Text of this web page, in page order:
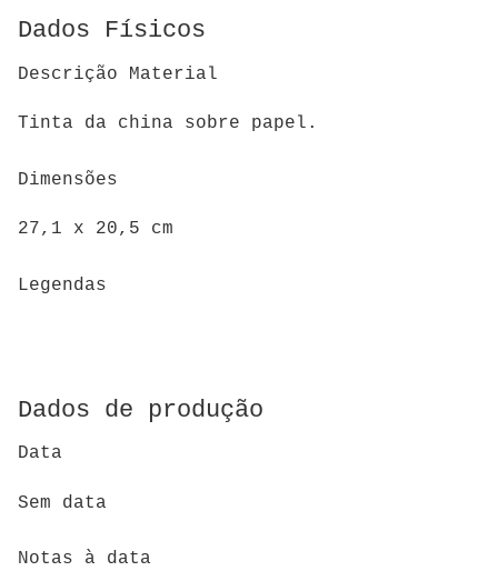
Dados Físicos
Descrição Material
Tinta da china sobre papel.
Dimensões
27,1 x 20,5 cm
Legendas
Dados de produção
Data
Sem data
Notas à data